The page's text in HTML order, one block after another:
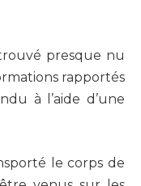
presque nu
rapportés
à l’aide d’une
le corps de